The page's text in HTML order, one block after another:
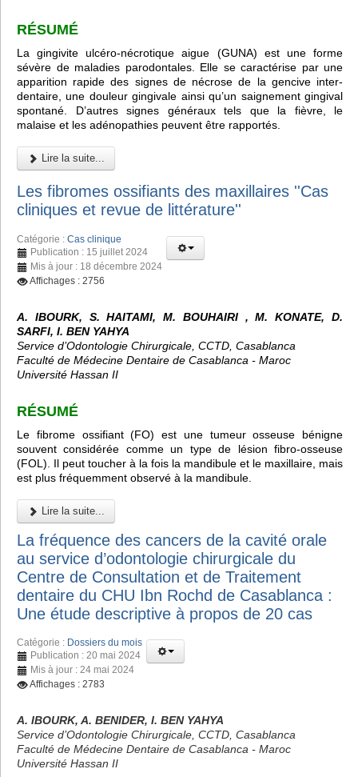
RÉSUMÉ
La gingivite ulcéro-nécrotique aigue (GUNA) est une forme
sévère de maladies parodontales. Elle se caractérise par une
apparition rapide des signes de nécrose de la gencive inter-
dentaire, une douleur gingivale ainsi qu’un saignement gingival
spontané. D’autres signes généraux tels que la fièvre, le
malaise et les adénopathies peuvent être rapportés.
Lire la suite...
Les fibromes ossifiants des maxillaires ''Cas
cliniques et revue de littérature''
Catégorie : Cas clinique
Publication : 15 juillet 2024
Mis à jour : 18 décembre 2024
Affichages : 2756
A. IBOURK, S. HAITAMI, M. BOUHAIRI , M. KONATE, D.
SARFI, I. BEN YAHYA
Service d’Odontologie Chirurgicale, CCTD, Casablanca
Faculté de Médecine Dentaire de Casablanca - Maroc
Université Hassan II
RÉSUMÉ
Le fibrome ossifiant (FO) est une tumeur osseuse bénigne
souvent considérée comme un type de lésion fibro-osseuse
(FOL). Il peut toucher à la fois la mandibule et le maxillaire, mais
est plus fréquemment observé à la mandibule.
Lire la suite...
La fréquence des cancers de la cavité orale
au service d’odontologie chirurgicale du
Centre de Consultation et de Traitement
dentaire du CHU Ibn Rochd de Casablanca :
Une étude descriptive à propos de 20 cas
Catégorie : Dossiers du mois
Publication : 20 mai 2024
Mis à jour : 24 mai 2024
Affichages : 2783
A. IBOURK, A. BENIDER, I. BEN YAHYA
Service d’Odontologie Chirurgicale, CCTD, Casablanca
Faculté de Médecine Dentaire de Casablanca - Maroc
Université Hassan II